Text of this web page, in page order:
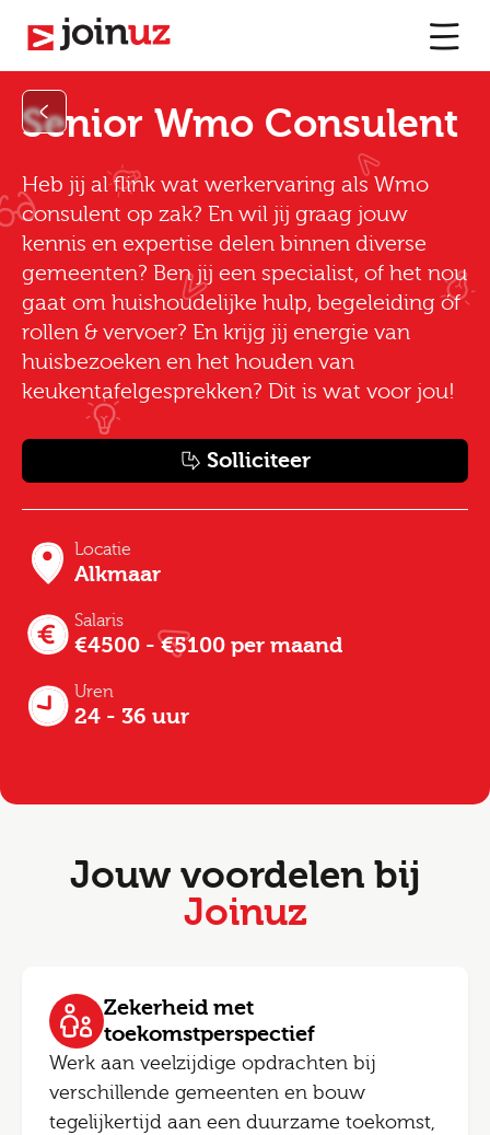
Senior Wmo Consulent
Heb jij al flink wat werkervaring als Wmo
consulent op zak? En wil jij graag jouw
kennis en expertise delen binnen diverse
gemeenten? Ben jij een specialist, of het nou
gaat om huishoudelijke hulp, begeleiding óf
rollen & vervoer? En krijg jij energie van
huisbezoeken en het houden van
keukentafelgesprekken? Dit is wat voor jou!
Solliciteer
Locatie
Alkmaar
Salaris
€4500 - €5100 per maand
Uren
24 - 36 uur
Jouw voordelen bij
Joinuz
Zekerheid met
toekomstperspectief
Werk aan veelzijdige opdrachten bij
verschillende gemeenten en bouw
tegelijkertijd aan een duurzame toekomst,